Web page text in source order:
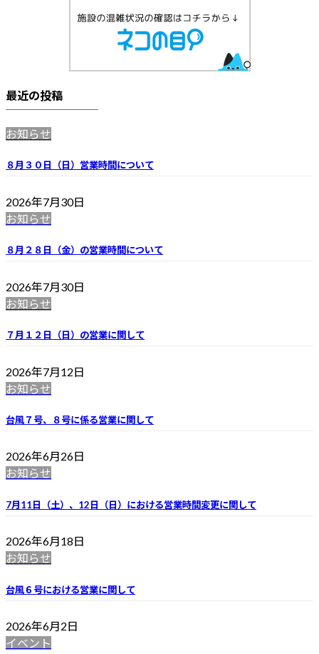
最近の投稿
お知らせ
８月３０日（日）営業時間について
2026年7月30日
お知らせ
８月２８日（金）の営業時間について
2026年7月30日
お知らせ
７月１２日（日）の営業に関して
2026年7月12日
お知らせ
台風７号、８号に係る営業に関して
2026年6月26日
お知らせ
7月11日（土）、12日（日）における営業時間変更に関して
2026年6月18日
お知らせ
台風６号における営業に関して
2026年6月2日
イベント